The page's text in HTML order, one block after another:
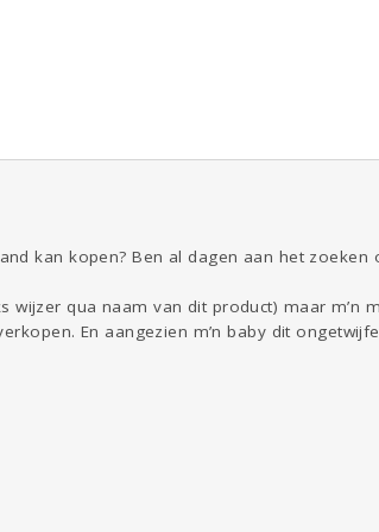
Gevraagd Doen
kan kopen? Ben al dagen aan het
wijzer qua naam van dit product) maar m’n
En aangezien m’n baby dit